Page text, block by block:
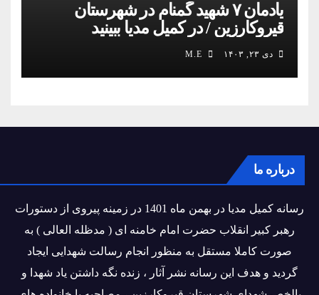
یادمان ۷ شهید گمنام در شهرستان
قیروکارزین / در کمیل مدیا ببینید
دی ۲۳, ۱۴۰۳
درباره ما
رسانه کمیل مدیا در بهمن ماه 1401 در زمینه پیروی از دستورات
رهبر کبیر انقلاب حضرت امام خامنه ای ( مدظله العالی ) به
صورت کاملا مستقل به منظور انجام رسالت شهدایی ایجاد
گردید و هدف این رسانه نشر آثار ، زنده نگه داشتن یاد شهدا و